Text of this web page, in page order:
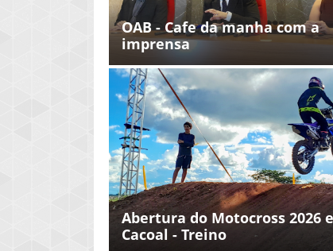
OAB - Cafe da manha com a
imprensa
Abertura do Motocross 2026
Cacoal - Treino